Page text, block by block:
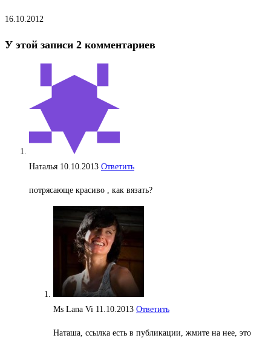
16.10.2012
У этой записи 2 комментариев
Наталья 10.10.2013 Ответить
потрясающе красиво , как вязать?
Ms Lana Vi 11.10.2013 Ответить
Наташа, ссылка есть в публикации, жмите на нее, это